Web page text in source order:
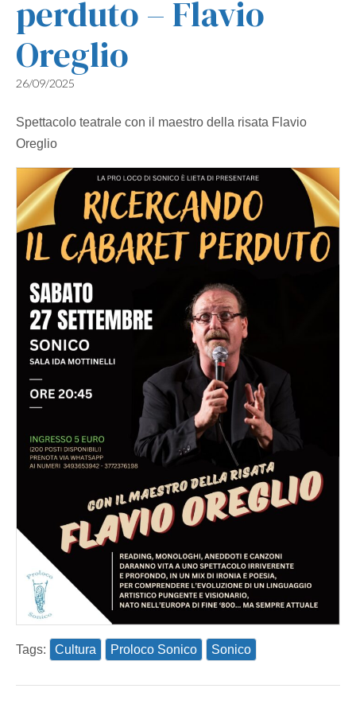
perduto – Flavio
Oreglio
26/09/2025
Spettacolo teatrale con il maestro della risata Flavio
Oreglio
Tags: Cultura Proloco Sonico Sonico